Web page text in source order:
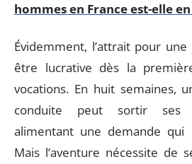
hommes en France est-elle en
Évidemment, l’attrait pour
être lucrative dès la
vocations. En huit semaines,
conduite peut sortir ses
alimentant une demande
Mais l’aventure nécessite de